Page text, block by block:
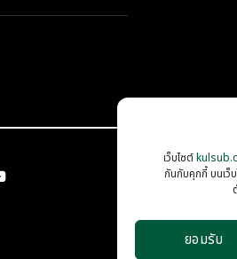
เว็บไซต์
กันกับคุกกี้ บนเว็บ
ยอมรับ